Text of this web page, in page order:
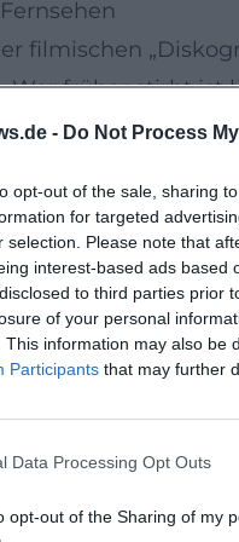
- Do Not Process
opt-out of the sale, sharing
for targeted
selection. Please note that
interest-based ads based
to third parties prior
of your personal
This information may also be
Participants that may further
Data Processing Opt Outs
opt-out of the Sharing of my
filmischen
früher stirbt
und
wo
Cops“
wenigen
als Beste
nicht nur
Hand für
Stärke